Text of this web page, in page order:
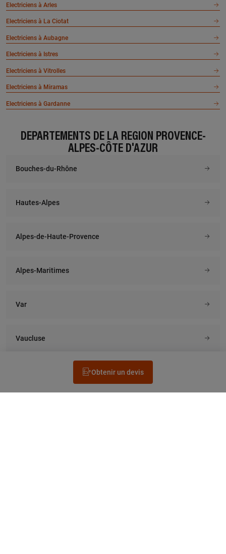
Obtenir un devis
Electriciens à Arles
Electriciens à La Ciotat
Electriciens à Aubagne
Electriciens à Istres
Electriciens à Vitrolles
Electriciens à Miramas
Electriciens à Gardanne
DÉPARTEMENTS DE LA RÉGION PROVENCE-
ALPES-CÔTE D'AZUR
Bouches-du-Rhône
Hautes-Alpes
Alpes-de-Haute-Provence
Alpes-Maritimes
Var
Vaucluse